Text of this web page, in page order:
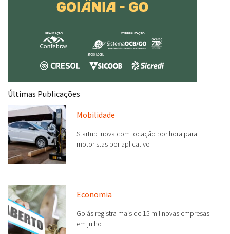
Últimas Publicações
Mobilidade
Startup inova com locação por hora para
motoristas por aplicativo
Economia
Goiás registra mais de 15 mil novas empresas
em julho